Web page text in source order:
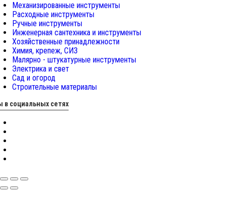
Механизированные инструменты
Расходные инструменты
Ручные инструменты
Инженерная сантехника и инструменты
Хозяйственные принадлежности
Химия, крепеж, СИЗ
Малярно - штукатурные инструменты
Электрика и свет
Сад и огород
Строительные материалы
в социальных сетях